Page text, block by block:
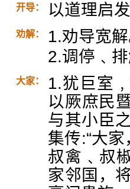
开导： 以道理启
劝解：
1.劝导宽解
2.调停﹑排
大家：
1.犹巨室
以厥庶民
与其小臣
集传:“大
叔禽﹑叔
家邻国，